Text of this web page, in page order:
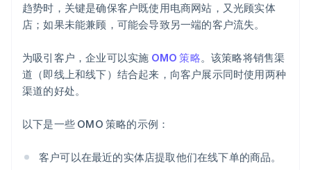
趋势时，关键是确保客户既使用电商网站，又光顾实体
店；如果未能兼顾，可能会导致另一端的客户流失。
为吸引客户，企业可以实施 OMO 策略。该策略将销售渠
道（即线上和线下）结合起来，向客户展示同时使用两种
渠道的好处。
以下是一些 OMO 策略的示例：
客户可以在最近的实体店提取他们在线下单的商品。